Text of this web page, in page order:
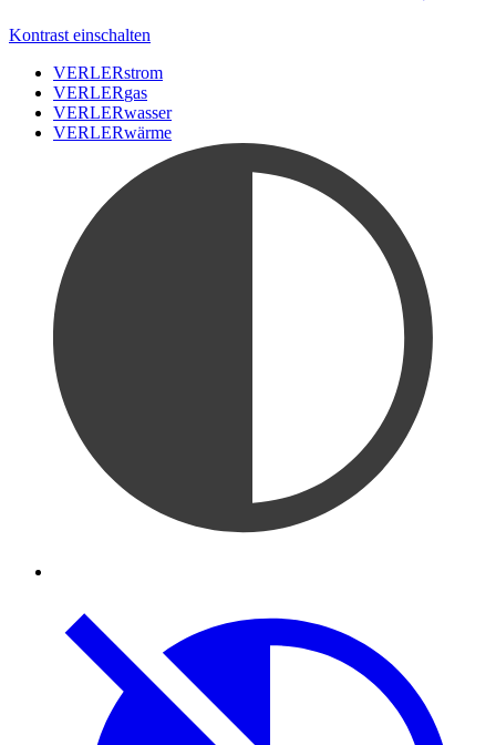
Kontrast einschalten
VERLERstrom
VERLERgas
VERLERwasser
VERLERwärme